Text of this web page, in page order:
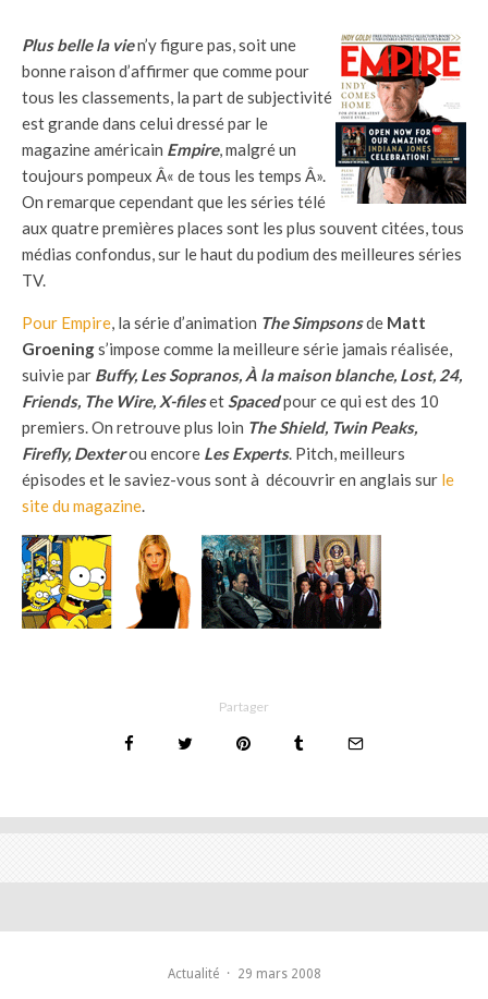
Plus belle la vien’y figure pas, soit une
bonne raison d’affirmer que comme pour
tous les classements, la part de subjectivité
est grande dans celui dressé par le
magazine américain Empire, malgré un
toujours pompeux Â« de tous les temps Â».
On remarque cependant que les séries télé
aux quatre premières places sont les plus souvent citées, tous
médias confondus, sur le haut du podium des meilleures séries
TV.
Pour Empire, la série d’animation The Simpsonsde Matt
Groenings’impose comme la meilleure série jamais réalisée,
suivie par Buffy, Les Sopranos, À la maison blanche, Lost, 24,
Friends, The Wire, X-filesetSpacedpour ce qui est des 10
premiers. On retrouve plus loin The Shield, Twin Peaks,
Firefly, Dexterou encore Les Experts. Pitch, meilleurs
épisodes et le saviez-vous sont à découvrir en anglais sur le
site du magazine.
Partager
Actualité · 29 mars 2008